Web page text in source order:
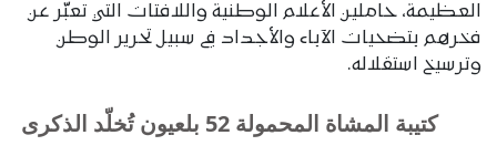
العظيمة، حاملين الأعلام الوطنية واللافتات التي تعبّر عن
فخرهم بتضحيات الآباء والأجداد في سبيل تحرير الوطن
وترسيخ استقلاله.
كتيبة المشاة المحمولة 52 بلعيون تُخلّد الذكرى